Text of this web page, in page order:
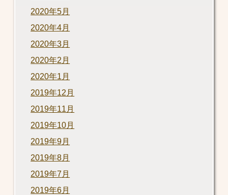
2020年5月
2020年4月
2020年3月
2020年2月
2020年1月
2019年12月
2019年11月
2019年10月
2019年9月
2019年8月
2019年7月
2019年6月